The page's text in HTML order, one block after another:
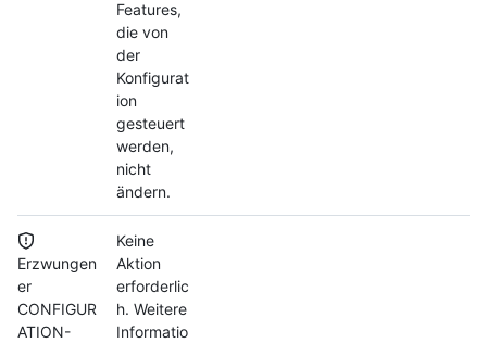
Features,
die von
der
Konfigurat
ion
gesteuert
werden,
nicht
ändern.
Erzwungen
er
CONFIGUR
ATION-
Keine
Aktion
erforderlic
h. Weitere
Informatio